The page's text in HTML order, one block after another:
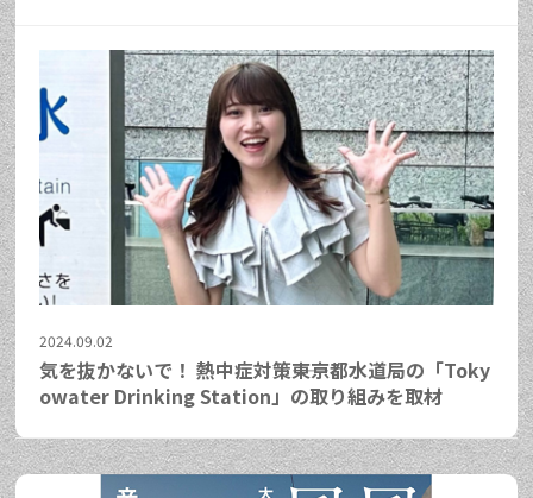
2024.09.02
気を抜かないで！ 熱中症対策――東京都水道局の「Toky
owater Drinking Station」の取り組みを取材